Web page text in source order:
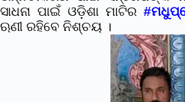
ସାଧନା ପାଇଁ ଓଡ଼ିଶା ମାଟିର
ଋଣୀ ରହିବେ ନିଶ୍ଚୟ ।